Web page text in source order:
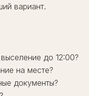
вариант.
до 12:00?
на месте?
документы?